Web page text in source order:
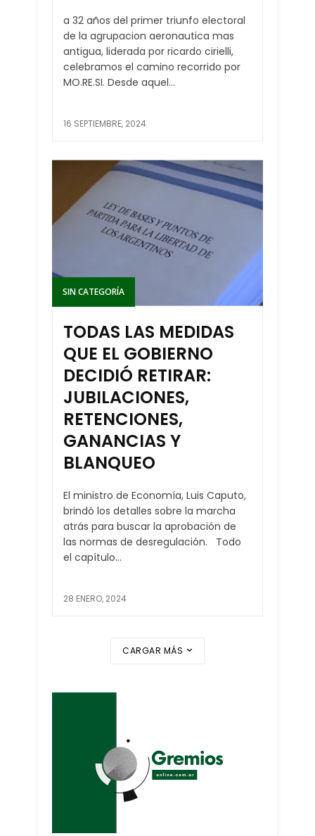
a 32 años del primer triunfo electoral
de la agrupacion aeronautica mas
antigua, liderada por ricardo cirielli,
celebramos el camino recorrido por
MO.RE.SI. Desde aquel...
16 SEPTIEMBRE, 2024
SIN CATEGORÍA
TODAS LAS MEDIDAS
QUE EL GOBIERNO
DECIDIÓ RETIRAR:
JUBILACIONES,
RETENCIONES,
GANANCIAS Y
BLANQUEO
El ministro de Economía, Luis Caputo,
brindó los detalles sobre la marcha
atrás para buscar la aprobación de
las normas de desregulación. Todo
el capítulo...
28 ENERO, 2024
CARGAR MÁS